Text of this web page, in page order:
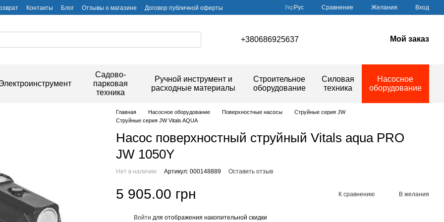
Контакты Блог Отзывы о магазине
Договор публичной оферты
Укр Рус Сравнение Желания Вход
+380686925637 Мой заказ
Садово-
парковая
техника
Ручной инструмент и
расходные материалы
Строительное
оборудование
Силовая
техника
Насосное
оборудование
Главная Насосное оборудование Поверхностные насосы
Струйные серия JW
Струйные серия JW Vitals AQUA
Насос поверхностный струйный Vitals aqua PRO
JW 1050Y
Нет в наличии Артикул: 000148889 Оставить отзыв
5 905.00 грн К сравнению В желания
Войти для отображения накопительной скидки